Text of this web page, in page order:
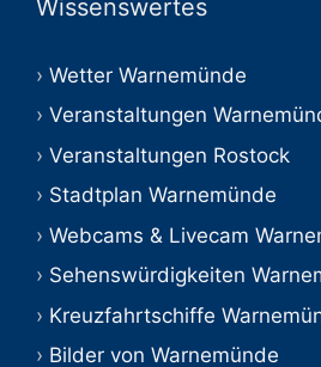
Wissenswertes
Wetter Warnemünde
Veranstaltungen
Veranstaltungen Rostock
Stadtplan Warnemünde
Webcams & Livecam
Sehenswürdigkeiten
Kreuzfahrtschiffe
Bilder von Warnemünde